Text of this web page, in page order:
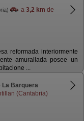
a 3,2 km de
reformada interiormente
amurallada posee un
...
La Barquera
(Cantabria)